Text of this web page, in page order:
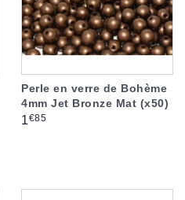
Perle en verre de Bohème
4mm Jet Bronze Mat (x50)
Prix
1€85